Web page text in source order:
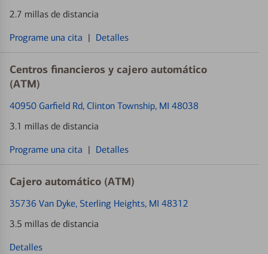
2.7 millas de distancia
Programe una cita | Detalles
Centros financieros y cajero automático
(ATM)
40950 Garfield Rd, Clinton Township, MI 48038
3.1 millas de distancia
Programe una cita | Detalles
Cajero automático (ATM)
35736 Van Dyke, Sterling Heights, MI 48312
3.5 millas de distancia
Detalles